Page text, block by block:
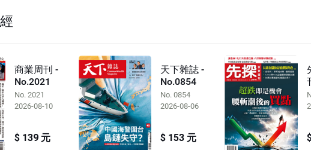
商業周刊 -
No.2021
No. 2021
2026-08-10
$ 139 元
天下雜誌 -
No.0854
No. 0854
2026-08-06
$ 153 元